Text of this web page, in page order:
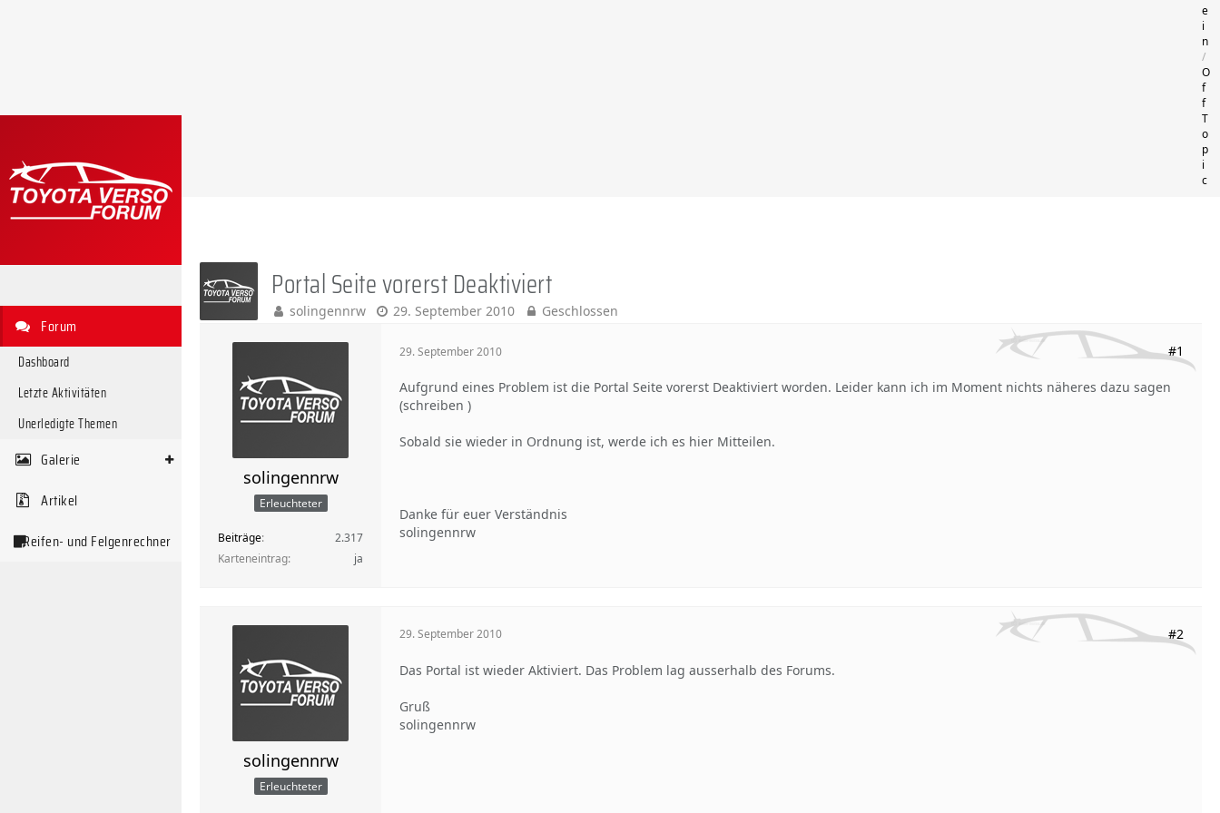
e
i
n
O
f
f
T
o
p
i
c
Forum
Dashboard
Letzte Aktivitäten
Unerledigte Themen
Galerie
Artikel
Reifen- und Felgenrechner
Portal Seite vorerst Deaktiviert
solingennrw 29. September 2010 Geschlossen
solingennrw
Erleuchteter
Beiträge
2.317
Karteneintrag
ja
29. September 2010 #1
Aufgrund eines Problem ist die Portal Seite vorerst Deaktiviert worden. Leider kann ich im Moment nichts näheres dazu sagen
(schreiben )
Sobald sie wieder in Ordnung ist, werde ich es hier Mitteilen.
Danke für euer Verständnis
solingennrw
solingennrw
Erleuchteter
29. September 2010 #2
Das Portal ist wieder Aktiviert. Das Problem lag ausserhalb des Forums.
Gruß
solingennrw